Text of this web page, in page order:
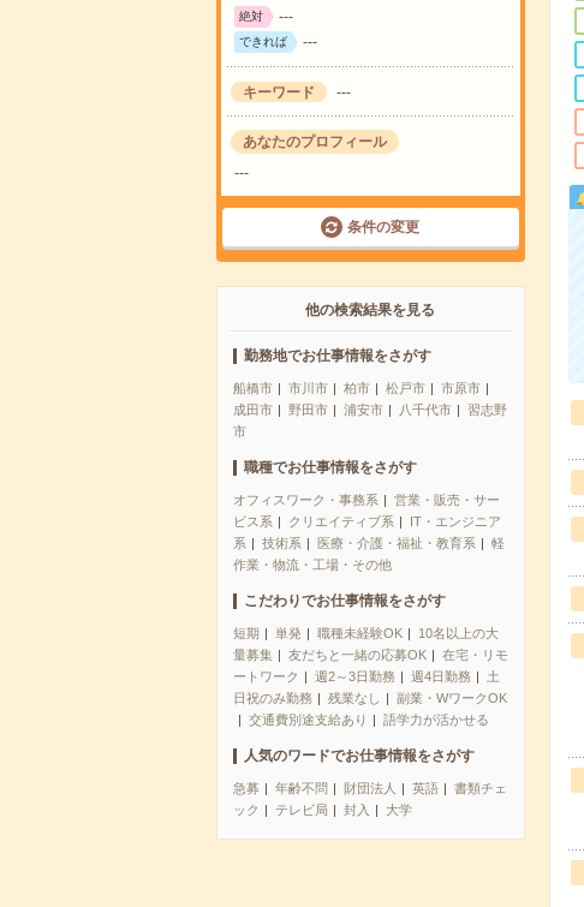
絶対 ---
できれば ---
キーワード ---
あなたのプロフィール
---
条件の変更
他の検索結果を見る
勤務地でお仕事情報をさがす
船橋市 市川市 柏市 松戸市
市原市
成田市
野田市 浦安市 八千代市
習志野
市
職種でお仕事情報をさがす
オフィスワーク・事務系
営業・販売・サー
ビス系
クリエイティブ系
IT・エンジニア
系
技術系 医療・介護・福祉・教育系
軽
作業・物流・工場・その他
こだわりでお仕事情報をさがす
短期 単発 職種未経験OK
10名以上の大
量募集
友だちと一緒の応募OK
在宅・リモ
ートワーク
週2～3日勤務 週4日勤務
土
日祝のみ勤務
残業なし
副業・WワークOK
交通費別途支給あり
語学力が活かせる
人気のワードでお仕事情報をさがす
急募 年齢不問 財団法人 英語
書類チェ
ック
テレビ局 封入 大学